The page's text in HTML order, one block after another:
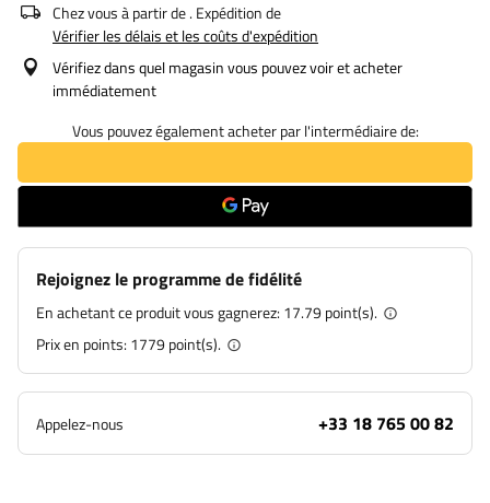
Chez vous à partir de. Expédition de
Vérifier les délais et les coûts d'expédition
Vérifiez dans quel magasin vous pouvez voir et acheter
immédiatement
Vous pouvez également acheter par l'intermédiaire de:
Rejoignez le programme de fidélité
En achetant ce produit vous gagnerez: 17.79 point(s).
Prix en points: 1779point(s).
Appelez-nous +33 18 765 00 82